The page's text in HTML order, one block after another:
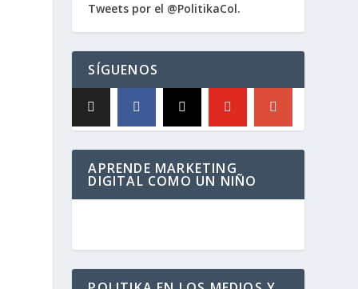
Tweets por el @PolitikaCol.
SÍGUENOS
APRENDE MARKETING
DIGITAL COMO UN NIÑO